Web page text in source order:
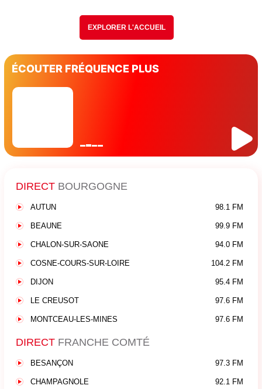
EXPLORER L'ACCUEIL
ÉCOUTER FRÉQUENCE PLUS
DIRECT BOURGOGNE
AUTUN 98.1 FM
BEAUNE 99.9 FM
CHALON-SUR-SAONE 94.0 FM
COSNE-COURS-SUR-LOIRE 104.2 FM
DIJON 95.4 FM
LE CREUSOT 97.6 FM
MONTCEAU-LES-MINES 97.6 FM
DIRECT FRANCHE COMTÉ
BESANÇON 97.3 FM
CHAMPAGNOLE 92.1 FM